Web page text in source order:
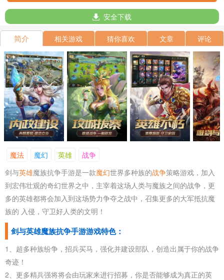
安全下载
简介 相关游戏 猜你喜欢 文章 评论
魔法 魔幻 英雄
战争
剑与英雄魔族抗争手游是一款魔幻世界多种族的战争策略游戏，加入
到宏伟壮观的奇幻世界之中，主宰着这场人类与魔族之间的战争，更
多的英雄都将会加入到这场势力争夺之战中，召集更多的大军抵抗魔
族的 入侵，守卫好人类的文明！
剑与英雄魔族抗争手游游戏特色：
1、超多种族纷争，招兵买马，强化并建设部队，创造出属于你的战争
奇迹！
2、更多精兵强将将会由玩家来进行招募，你是否能够成为真正的英